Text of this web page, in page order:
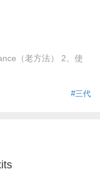
（老方法） 2、使
#三代